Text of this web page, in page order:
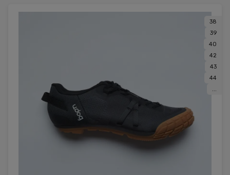
38
39
40
42
43
44
...